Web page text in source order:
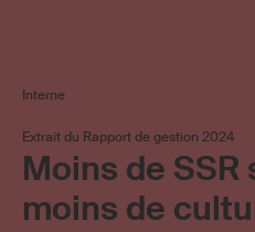
Interne
Extrait du Rapport de gestion 2024
Moins de
moins de